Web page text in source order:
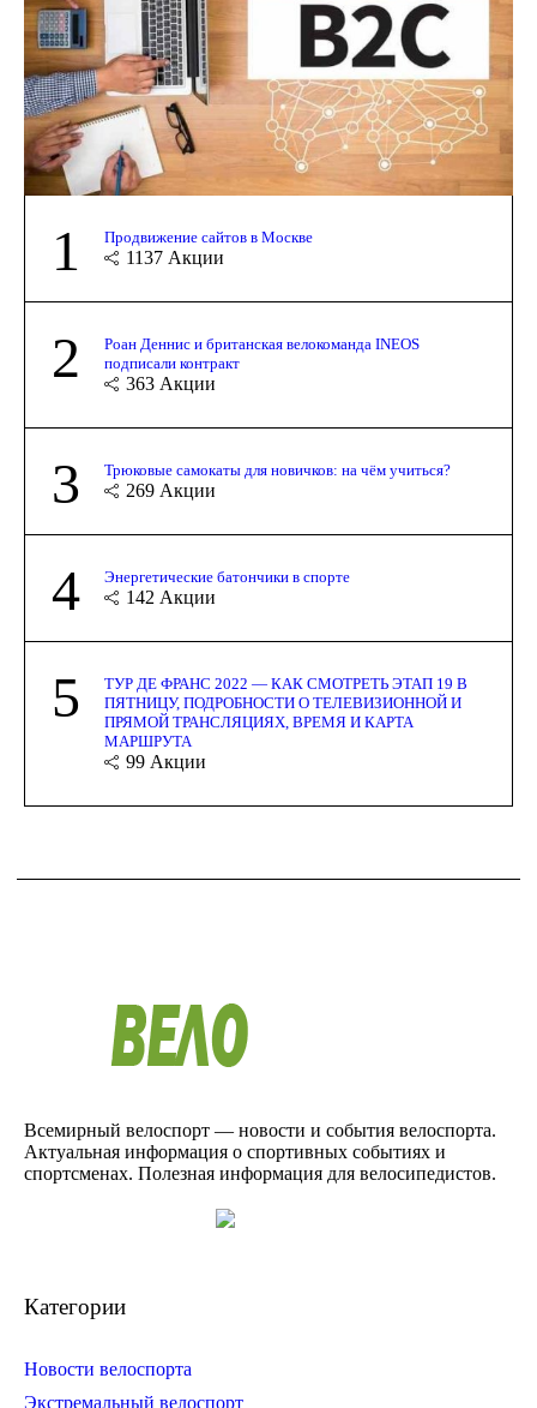
1 Продвижение сайтов в Москве
1137 Акции
2
Роан Деннис и британская велокоманда INEOS
подписали контракт
363 Акции
3 Трюковые самокаты для новичков: на чём учиться?
269 Акции
4 Энергетические батончики в спорте
142 Акции
5
ТУР ДЕ ФРАНС 2022 — КАК СМОТРЕТЬ ЭТАП 19 В
ПЯТНИЦУ, ПОДРОБНОСТИ О ТЕЛЕВИЗИОННОЙ И
ПРЯМОЙ ТРАНСЛЯЦИЯХ, ВРЕМЯ И КАРТА
МАРШРУТА
99 Акции
Всемирный велоспорт — новости и события велоспорта.
Актуальная информация о спортивных событиях и
спортсменах. Полезная информация для велосипедистов.
Категории
Новости велоспорта
Экстремальный велоспорт